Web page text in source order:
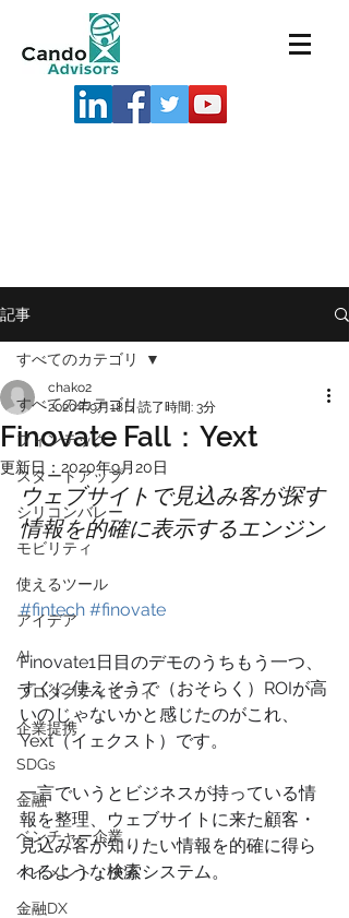
記事
すべてのカテゴリ
フィンテック
スタートアップ
シリコンバレー
モビリティ
使えるツール
アイデア
AI
プロダクティビティ
企業提携
SDGs
金融
ベンチャー企業
ペイメント・決済
金融DX
すべてのカテゴリ
Finovate Fall：Yext
chako2
2020年9月18日 読了時間: 3分
更新日： 2020年9月20日
ウェブサイトで見込み客が探す
情報を的確に表示するエンジン
#fintech #finovate
Finovate1日目のデモのうちもう一つ、
すぐに使えそうで（おそらく）ROIが高
いのじゃないかと感じたのがこれ、
Yext（イェクスト）です。
一言でいうとビジネスが持っている情
報を整理、ウェブサイトに来た顧客・
見込み客が知りたい情報を的確に得ら
れるような検索システム。